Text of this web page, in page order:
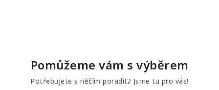
Pomůžeme vám s výběrem
Potřebujete s něčím poradit? Jsme tu pro vás!